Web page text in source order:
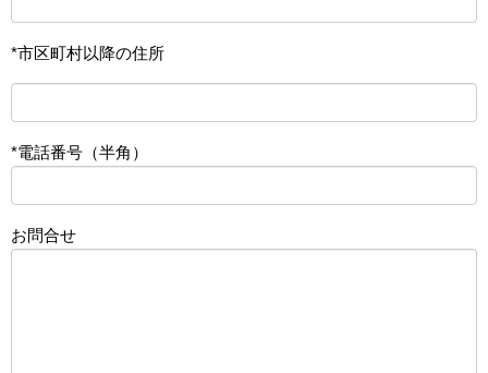
*市区町村以降の住所
*電話番号（半角）
お問合せ